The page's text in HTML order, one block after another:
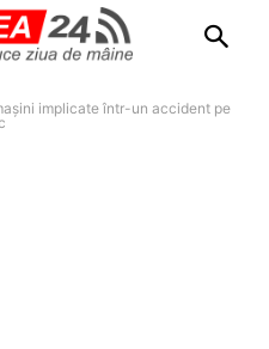
implicate într-un accident pe